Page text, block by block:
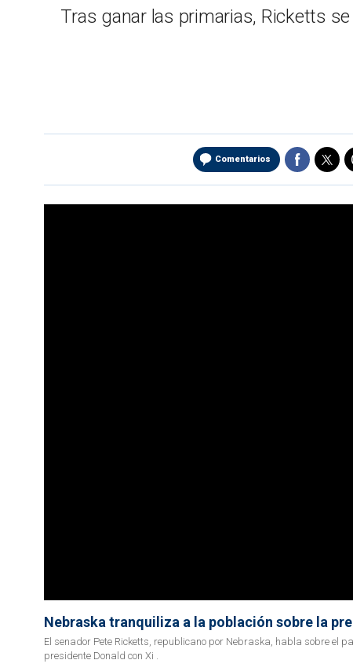
Tras ganar las primarias, Ricketts
Comentarios
Nebraska tranquiliza a la población sobre la
El senador Pete Ricketts, republicano por Nebraska, habla sobre el
presidente Donald con Xi .